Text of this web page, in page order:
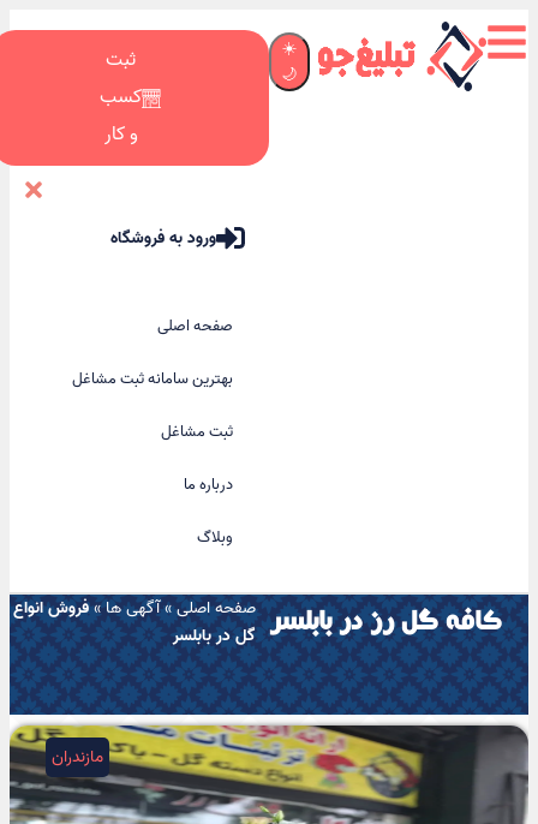
☀️
🌙
ثبت
کسب
و کار
ورود به فروشگاه
صفحه اصلی
بهترین سامانه ثبت مشاغل
ثبت مشاغل
درباره ما
وبلاگ
کافه گل رز در بابلسر
صفحه اصلی»آگهی ها»فروش انواع
گل در بابلسر
مازندران